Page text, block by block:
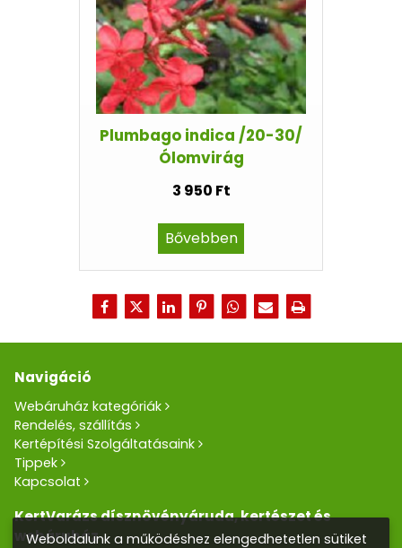
Plumbago indica /20-30/
Ólomvirág
3 950 Ft
Bővebben
Navigáció
Webáruház kategóriák
Rendelés, szállítás
Kertépítési Szolgáltatásaink
Tippek
Kapcsolat
KertVarázs dísznövényáruda, kertészet és
webáruház
Weboldalunk a működéshez elengedhetetlen sütiket